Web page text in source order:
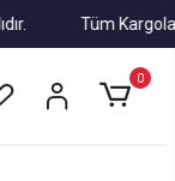
Tüm Kargolar
0